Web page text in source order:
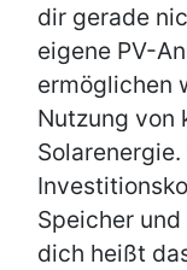
dir gerade
eigene PV-
ermöglichen
Nutzung von
Speicher
dich heißt